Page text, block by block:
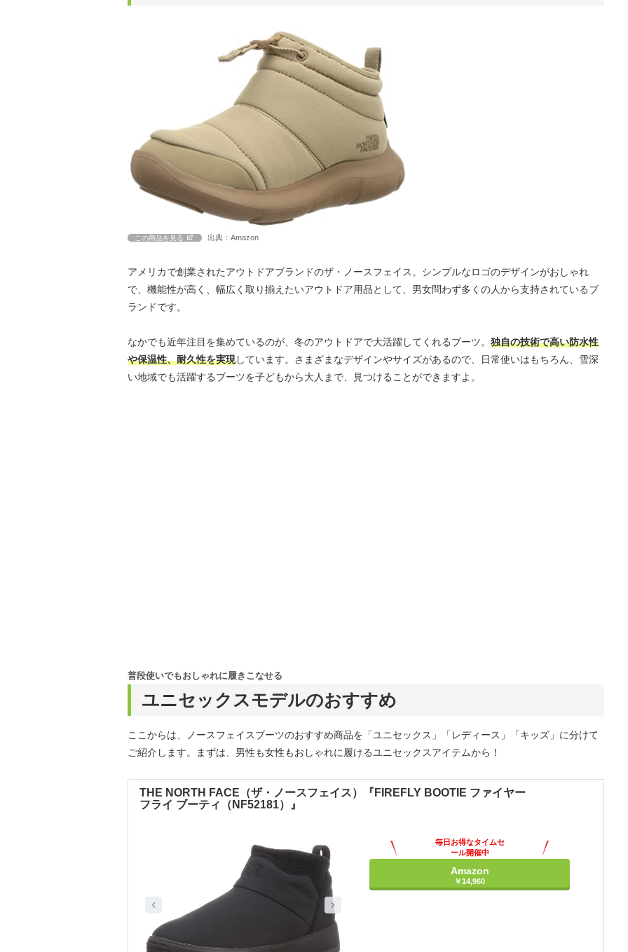
この商品を見る 出典：Amazon
アメリカで創業されたアウトドアブランドのザ・ノースフェイス。シンプルなロゴのデザインがおしゃれ
で、機能性が高く、幅広く取り揃えたいアウトドア用品として、男女問わず多くの人から支持されているブ
ランドです。
なかでも近年注目を集めているのが、冬のアウトドアで大活躍してくれるブーツ。 独自の技術で高い防水性
や保温性、耐久性を実現しています。さまざまなデザインやサイズがあるので、日常使いはもちろん、雪深
い地域でも活躍するブーツを子どもから大人まで、見つけることができますよ。
ユニセックスモデルのおすすめ
普段使いでもおしゃれに履きこなせる
ここからは、ノースフェイスブーツのおすすめ商品を「ユニセックス」「レディース」「キッズ」に分けて
ご紹介します。まずは、男性も女性もおしゃれに履けるユニセックスアイテムから！
THE NORTH FACE（ザ・ノースフェイス）『FIREFLY BOOTIE ファイヤー
フライ ブーティ（NF52181）』
毎日お得なタイムセ
ール開催中
Amazon
￥14,960